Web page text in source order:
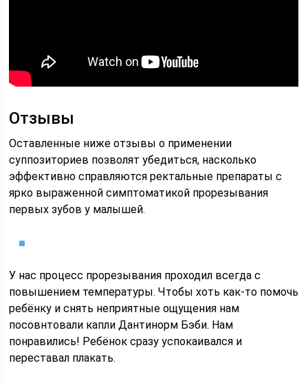
Отзывы
Оставленные ниже отзывы о применении
суппозиториев позволят убедиться, насколько
эффективно справляются ректальные препараты с
ярко выраженной симптоматикой прорезывания
первых зубов у малышей.
У нас процесс прорезывания проходил всегда с
повышением температуры. Чтобы хоть как-то помочь
ребёнку и снять неприятные ощущения нам
посовнтовали капли Дантинорм Бэби. Нам
понравились! Ребёнок сразу успокаивался и
переставал плакать.